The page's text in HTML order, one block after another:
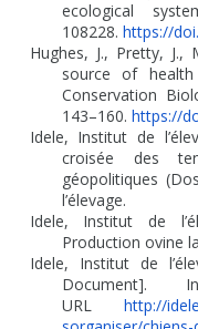
ecological
108228. https://
Hughes, J., Pretty, J.,
source of
Conservation
143–160. https://
Idele, Institut de
croisée des
géopolitiques
l’élevage.
Idele, Institut de
Production ovine
Idele, Institut de
Document].
URL
http://